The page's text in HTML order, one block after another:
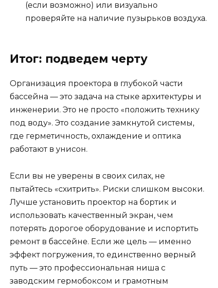
(если возможно) или визуально
проверяйте на наличие пузырьков воздуха.
Итог: подведем черту
Организация проектора в глубокой части
бассейна — это задача на стыке архитектуры и
инженерии. Это не просто «положить технику
под воду». Это создание замкнутой системы,
где герметичность, охлаждение и оптика
работают в унисон.
Если вы не уверены в своих силах, не
пытайтесь «схитрить». Риски слишком высоки.
Лучше установить проектор на бортик и
использовать качественный экран, чем
потерять дорогое оборудование и испортить
ремонт в бассейне. Если же цель — именно
эффект погружения, то единственно верный
путь — это профессиональная ниша с
заводским гермобоксом и грамотным